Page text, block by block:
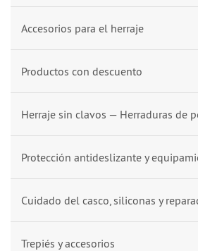
Accesorios para el herraje
Productos con descuento
Herraje sin clavos — Herraduras de
Protección antideslizante y
Cuidado del casco, siliconas y
Trepiés y accesorios